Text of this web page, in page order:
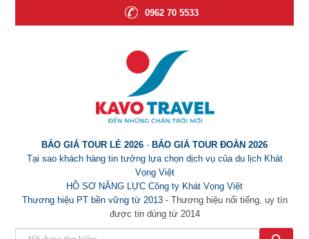
0962 70 5533
BÁO GIÁ TOUR LẺ 2026 - BÁO GIÁ TOUR ĐOÀN 2026
Tại sao khách hàng tin tưởng lựa chọn dịch vụ của du lịch Khát
Vọng Việt
HỒ SƠ NĂNG LỰC Công ty Khát Vọng Việt
Thương hiệu PT bền vững từ 2013- Thương hiệu nổi tiếng, uy tín
được tin dùng từ 2014